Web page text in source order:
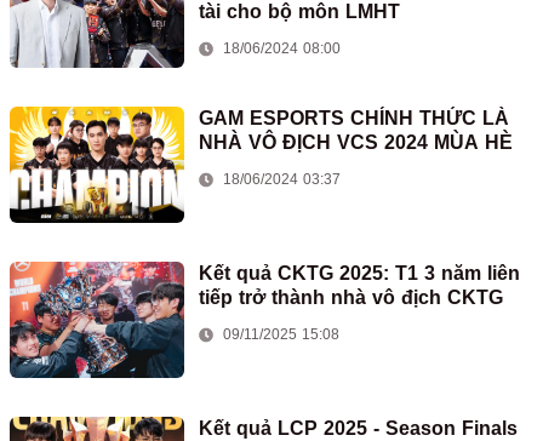
tài cho bộ môn LMHT
18/06/2024 08:00
GAM ESPORTS CHÍNH THỨC LÀ
NHÀ VÔ ĐỊCH VCS 2024 MÙA HÈ
18/06/2024 03:37
Kết quả CKTG 2025: T1 3 năm liên
tiếp trở thành nhà vô địch CKTG
09/11/2025 15:08
Kết quả LCP 2025 - Season Finals